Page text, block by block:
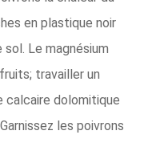
en plastique noir
Le magnésium
travailler un
calcaire dolomitique
les poivrons